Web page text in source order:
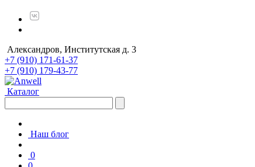
Александров, Институтская д. 3
+7 (910) 171-61-37
+7 (910) 179-43-77
Каталог
Наш блог
0